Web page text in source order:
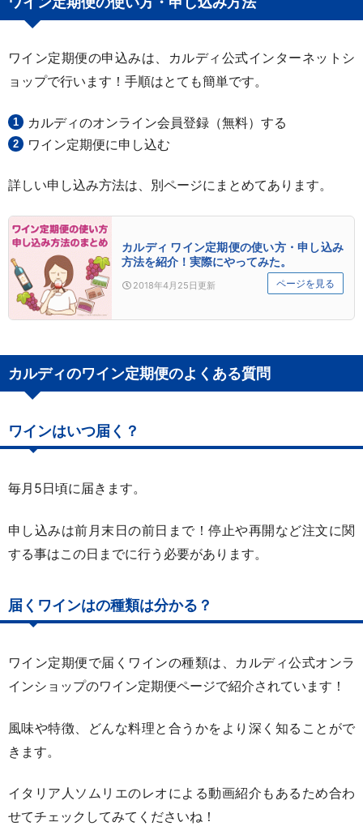
ワイン定期便の申込みは、カルディ公式インターネットシ
ョップで行います！手順はとても簡単です。
カルディのオンライン会員登録（無料）する
ワイン定期便に申し込む
詳しい申し込み方法は、別ページにまとめてあります。
カルディ ワイン定期便の使い方・申し込み
方法を紹介！実際にやってみた。
2018年4月25日 更新 ページを見る
カルディのワイン定期便のよくある質問
ワインはいつ届く？
毎月5日頃に届きます。
申し込みは前月末日の前日まで！停止や再開など注文に関
する事はこの日までに行う必要があります。
届くワインはの種類は分かる？
ワイン定期便で届くワインの種類は、カルディ公式オンラ
インショップのワイン定期便ページで紹介されています！
風味や特徴、どんな料理と合うかをより深く知ることがで
きます。
イタリア人ソムリエのレオによる動画紹介もあるため合わ
せてチェックしてみてくださいね！